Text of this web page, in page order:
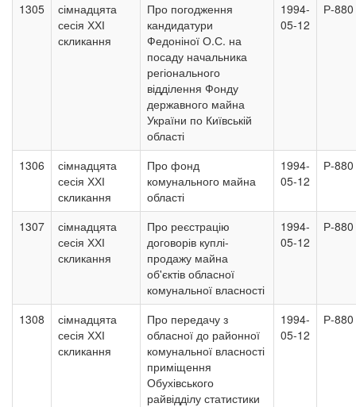
1305
сімнадцята
сесія ХХІ
скликання
Про погодження
кандидатури
Федоніної О.С. на
посаду начальника
регіонального
відділення Фонду
державного майна
України по Київській
області
1994-
05-12
Р-880
1306
сімнадцята
сесія ХХІ
скликання
Про фонд
комунального майна
області
1994-
05-12
Р-880
1307
сімнадцята
сесія ХХІ
скликання
Про реєстрацію
договорів куплі-
продажу майна
об'єктів обласної
комунальної власності
1994-
05-12
Р-880
1308
сімнадцята
сесія ХХІ
скликання
Про передачу з
обласної до районної
комунальної власності
приміщення
Обухівського
райвідділу статистики
1994-
05-12
Р-880